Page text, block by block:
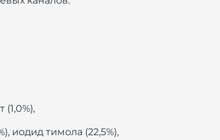
(1,0%),
иодид тимола (22,5%),